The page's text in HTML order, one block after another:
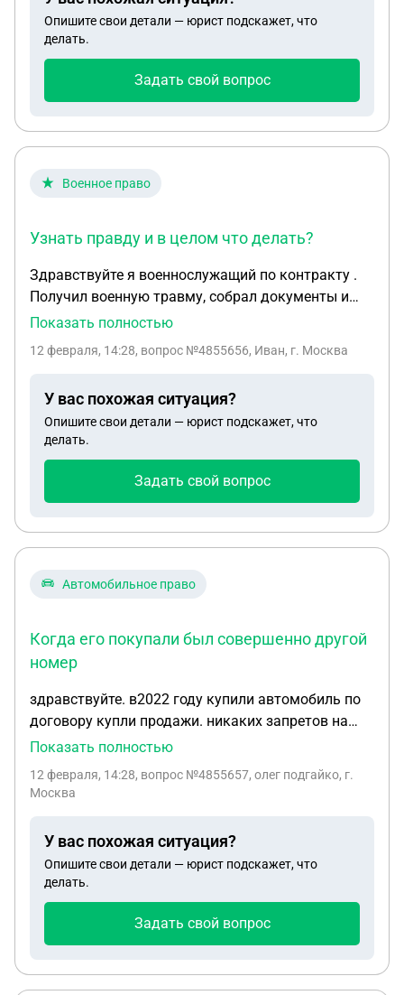
и тп. Через время его забрали в сизо по статье
274.3 . Мне звонит его следователь и говорит что
я должна явится на допрос ,тк зарплата от его
знала об этом, какая это статья,что мне следует
Опишите свои детали — юрист подскажет, что
делать.
Задать свой вопрос
Военное право
Узнать правду и в целом что делать?
Здравствуйте я военнослужащий по контракту .
Получил военную травму, собрал документы и
отдал юристу в часте чтобы направил их в
компании говорят что документов не поступало ,
поступили и меня обманывают в страховой , из
доказательств предлагают только рег номер в
страевой службе моей части . Как быть в данном
Показать полностью
12 февраля, 14:28, вопрос №4855656, Иван, г. Москва
У вас похожая ситуация?
Опишите свои детали — юрист подскажет, что
делать.
Задать свой вопрос
Автомобильное право
Когда его покупали был совершенно другой
номер
здравствуйте. в2022 году купили автомобиль по
договору купли продажи. никаких запретов на
нем не было. поставили на учет. оплачивали
приехали пристава и предъявили поручение о
виновник по делу то ли погиб то ли умер а
автомобиль автомобиль был переоформлен на
его сына и тот продал.самое странное что суд
вынес постановление в 2023 годду уже после
продажи и покупки мной автомобиля в поручении
совершенно другой номер. за 4 года мы поменяли
Показать полностью
12 февраля, 14:28, вопрос №4855657, олег подгайко, г.
Москва
У вас похожая ситуация?
Опишите свои детали — юрист подскажет, что
делать.
Задать свой вопрос